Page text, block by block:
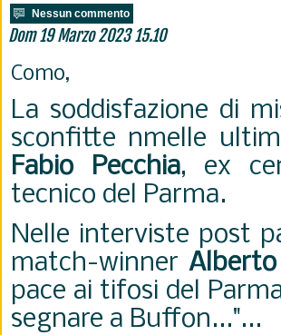
Nessun commento
Dom 19 Marzo 2023 15.10
Como,
La soddisfazione di
sconfitte nmelle
Fabio Pecchia, ex
tecnico del Parma.
Nelle interviste post
match-winnerAlberto
pace ai tifosi del
segnare a Buffon..."...